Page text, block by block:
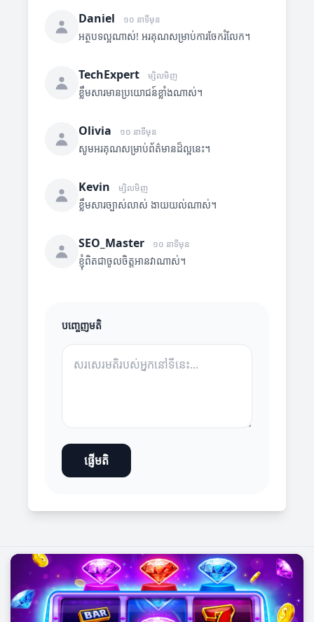
Daniel ១០ នាទីមុន
អត្ថបទល្អណាស់! អរគុណសម្រាប់ការចែករំលែក។
TechExpert ម្សិលមិញ
ខ្លឹមសារមានប្រយោជន៍ខ្លាំងណាស់។
Olivia ១០ នាទីមុន
សូមអរគុណសម្រាប់ព័ត៌មានដ៏ល្អនេះ។
Kevin ម្សិលមិញ
ខ្លឹមសារច្បាស់លាស់ ងាយយល់ណាស់។
SEO_Master ១០ នាទីមុន
ខ្ញុំពិតជាចូលចិត្តអានវាណាស់។
បញ្ចេញមតិ
ផ្ញើមតិ